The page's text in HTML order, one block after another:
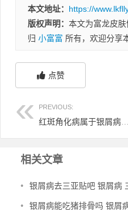
本文地址： https://
版权声明： 本文为富龙皮
归 小富富 所有，欢迎分享
点赞
PREVIOUS:
相关文章
• 银屑病去三亚贴吧 银屑病
• 银屑病能吃猪排骨吗 银屑